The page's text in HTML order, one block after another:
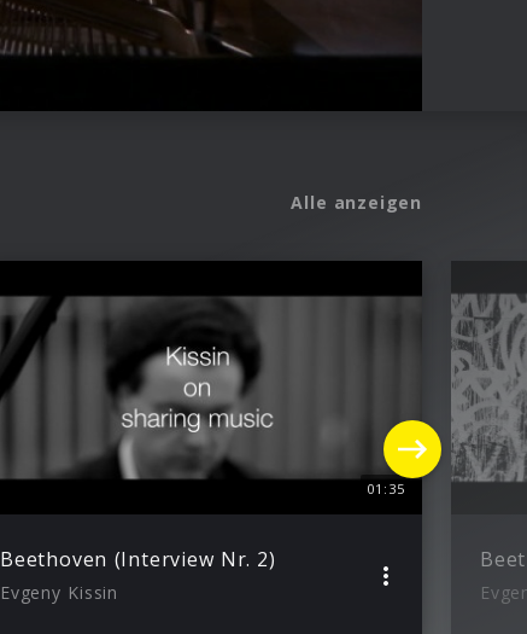
Alle anzeigen
01:35
Beethoven (Interview Nr. 2)
Evgeny Kissin